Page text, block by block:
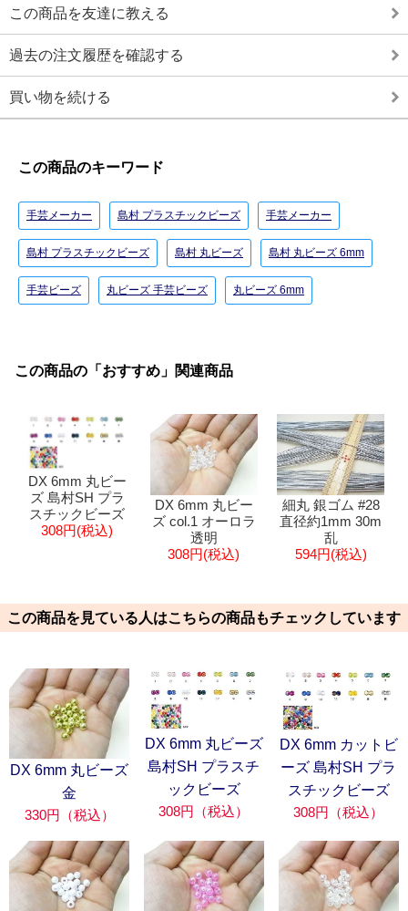
この商品を友達に教える
過去の注文履歴を確認する
買い物を続ける
この商品のキーワード
手芸メーカー 島村 プラスチックビーズ 手芸メーカー
島村 プラスチックビーズ 島村 丸ビーズ 島村 丸ビーズ 6mm
手芸ビーズ 丸ビーズ 手芸ビーズ 丸ビーズ 6mm
この商品の「おすすめ」関連商品
DX 6mm 丸ビー
ズ 島村SH プラ
スチックビーズ
308円(税込)
DX 6mm 丸ビー
ズ col.1 オーロラ
透明
308円(税込)
細丸 銀ゴム #28
直径約1mm 30m
乱
594円(税込)
この商品を見ている人はこちらの商品もチェックしています
DX 6mm 丸ビーズ
金
330円（税込）
DX 6mm 丸ビーズ
島村SH プラスチ
ックビーズ
308円（税込）
DX 6mm カットビ
ーズ 島村SH プラ
スチックビーズ
308円（税込）